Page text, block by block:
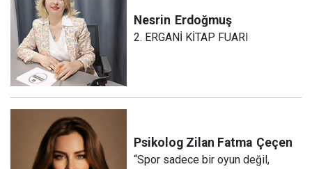
Nesrin Erdoğmuş
2. ERGANİ KİTAP FUARI
Psikolog Zilan Fatma Çeçen
“Spor sadece bir oyun değil,